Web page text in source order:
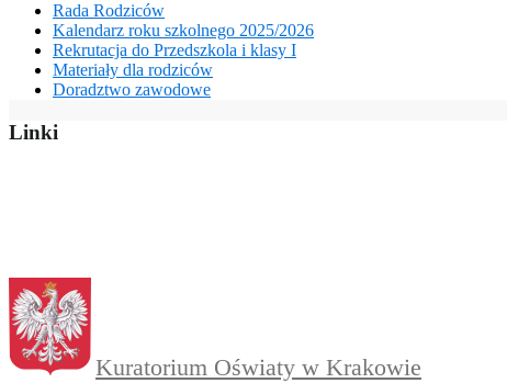
Rada Rodziców
Kalendarz roku szkolnego 2025/2026
Rekrutacja do Przedszkola i klasy I
Materiały dla rodziców
Doradztwo zawodowe
Linki
Kuratorium Oświaty w Krakowie